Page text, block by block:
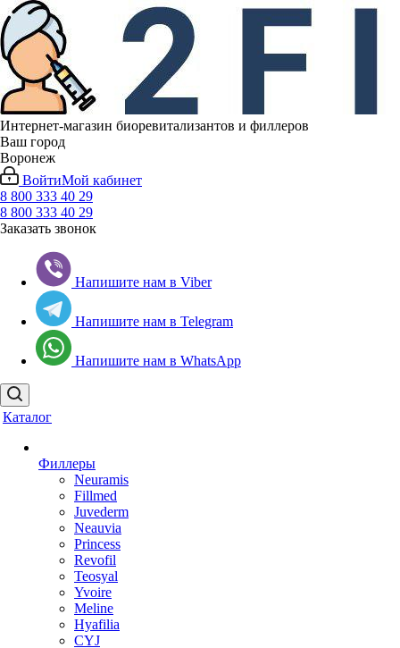
Интернет-магазин биоревитализантов и филлеров
Ваш город
Воронеж
ВойтиМой кабинет
8 800 333 40 29
8 800 333 40 29
Заказать звонок
Напишите нам в Viber
Напишите нам в Telegram
Напишите нам в WhatsApp
Каталог
Филлеры
Neuramis
Fillmed
Juvederm
Neauvia
Princess
Revofil
Teosyal
Yvoire
Meline
Hyafilia
CYJ